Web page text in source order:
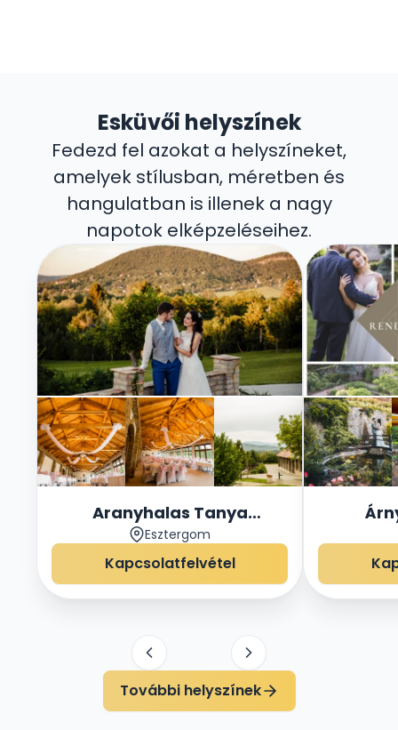
Esküvői helyszínek
Fedezd fel azokat a helyszíneket,
amelyek stílusban, méretben és
hangulatban is illenek a nagy
napotok elképzeléseihez.
Aranyhalas Tanya
Rendezvényház
Esztergom
Kapcsolatfelvétel
További helyszínek